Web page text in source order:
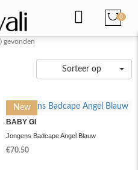
0
gevonden
Sorteer op
New
BABY GI
Jongens Badcape Angel Blauw
€70.50